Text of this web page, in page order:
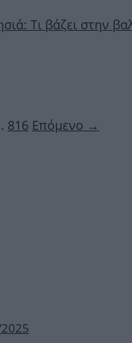
Τι βάζει στην
Σελίδα
816 Επόμενο →